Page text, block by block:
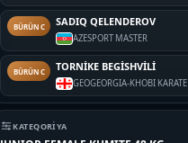
BÜRÜNC SADIQ QELENDEROV
AZESPORT MASTER
BÜRÜNC TORNİKE BEGİSHVİLİ
GEOGEORGIA-KHOBI KARATE
KATEQORIYA